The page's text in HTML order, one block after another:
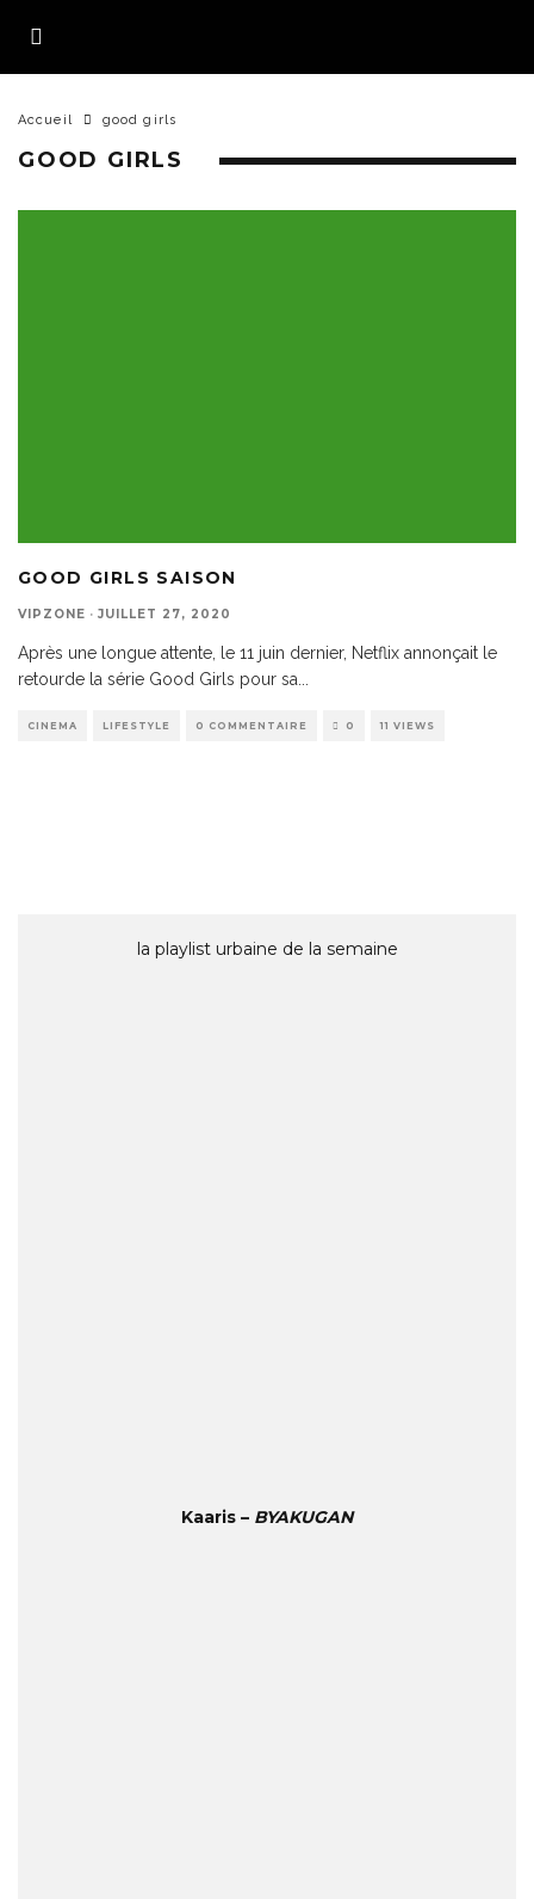
Accueil good girls
GOOD GIRLS
GOOD GIRLS SAISON
VIPZONE · JUILLET 27, 2020
Après une longue attente, le 11 juin dernier, Netflix annonçait le
retourde la série Good Girls pour sa
CINEMA LIFESTYLE 0 COMMENTAIRE 0 11 VIEWS
la playlist urbaine de la semaine
Kaaris – BYAKUGAN